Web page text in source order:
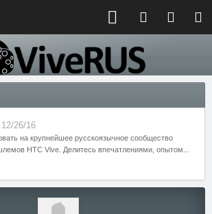
12/26/16
на крупнейшее русскоязычное сообщество
HTC Vive. Делитесь впечатлениями, опытом...